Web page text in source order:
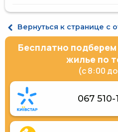
Мангал
Охраняемая парковка
Банкомат на территории
Место для пикника
Детская игровая площадка
Услуги по глажению одежды
Ежедневная уборка номера
Персонал разговаривает на
Общая кухня
Холодильник
Микроволновая печь
Место в общем 6-местном
Вернуться к странице с
Бесплатно
жилье по
(с 8:00
067 510-